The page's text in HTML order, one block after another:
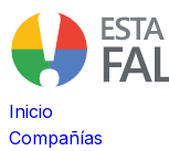
Inicio
Compañías